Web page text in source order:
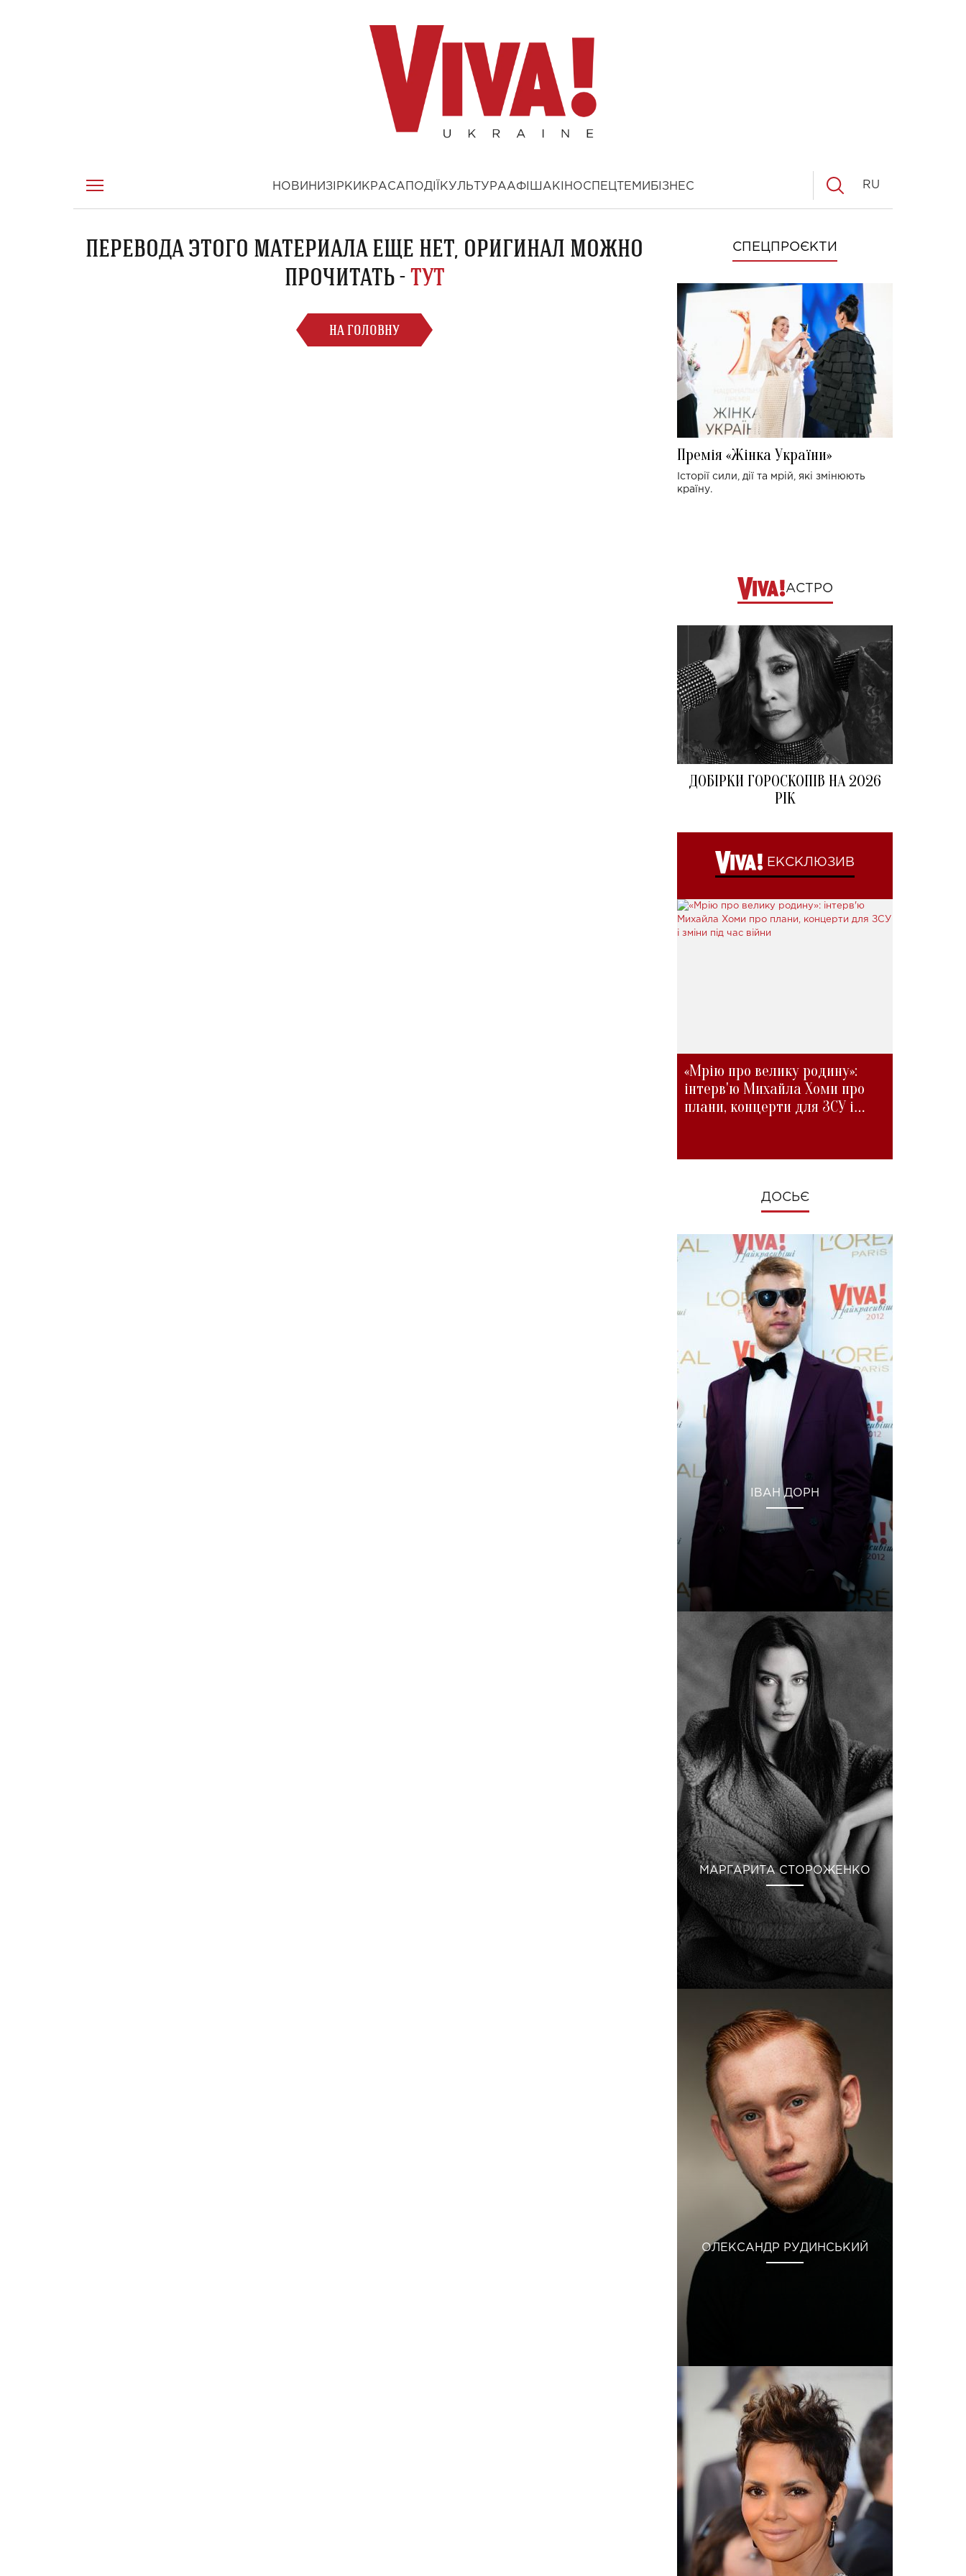
НОВИНИ ЗІРКИ КРАСА ПОДІЇ КУЛЬТУРААФІША КІНОСПЕЦТЕМИ БІЗНЕС RU
ПЕРЕВОДА ЭТОГО МАТЕРИАЛА ЕЩЕ НЕТ, ОРИГИНАЛ МОЖНО
ПРОЧИТАТЬ -ТУТ
НА ГОЛОВНУ
СПЕЦПРОЄКТИ
Премія «Жінка України»
Історії сили, дії та мрій, які змінюють
країну.
АСТРО
ДОБІРКИ ГОРОСКОПІВ НА 2026
РІК
ЕКСКЛЮЗИВ
«Мрію про велику родину»:
інтерв'ю Михайла Хоми про
плани, концерти для ЗСУ і
ДОСЬЄ
ІВАН ДОРН
МАРГАРИТА СТОРОЖЕНКО
ОЛЕКСАНДР РУДИНСЬКИЙ